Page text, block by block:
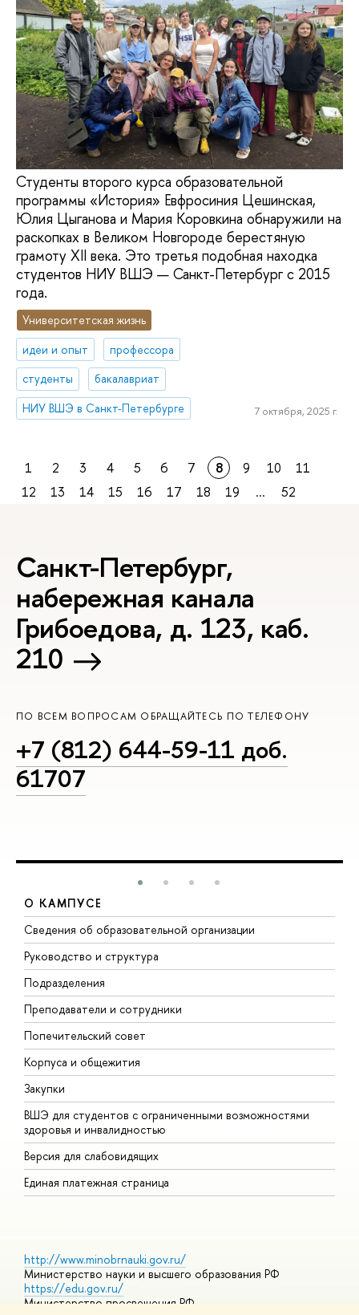
Студенты второго курса образовательной
программы «История» Евфросиния Цешинская,
Юлия Цыганова и Мария Коровкина обнаружили на
раскопках в Великом Новгороде берестяную
грамоту XII века. Это третья подобная находка
студентов НИУ ВШЭ — Санкт-Петербург с 2015
года.
Университетская жизнь
идеи и опыт
профессора
студенты
бакалавриат
НИУ ВШЭ в Санкт-Петербурге
7 октября, 2025 г.
1 2 3 4 5 6 7 8 9 10
11
12
13 14 15 16 17 18 19 ... 52
Санкт-Петербург,
набережная канала
Грибоедова, д. 123, каб.
210
ПО ВСЕМ ВОПРОСАМ ОБРАЩАЙТЕСЬ ПО ТЕЛЕФОНУ
+7 (812) 644-59-11 доб.
61707
О КАМПУСЕ
Сведения об образовательной организации
Руководство и структура
Подразделения
Преподаватели и сотрудники
Попечительский совет
Корпуса и общежития
Закупки
ВШЭ для студентов с ограниченными возможностями
здоровья и инвалидностью
Версия для слабовидящих
Единая платежная страница
http://www.minobrnauki.gov.ru/
Министерство науки и высшего образования РФ
https://edu.gov.ru/
Министерство просвещения РФ